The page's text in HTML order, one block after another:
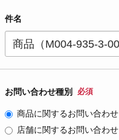
件名
お問い合わせ種別 必須
商品に関するお問い合わせ
店舗に関するお問い合わせ